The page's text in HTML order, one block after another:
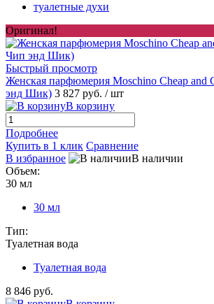
туалетные духи
Оригинал!
Быстрый просмотр
Женская парфюмерия Moschino Cheap
энд Шик) 3 827 руб. / шт
В корзину
Подробнее
Купить в 1 клик Сравнение
В избранное
В наличии
Объем:
30 мл
30 мл
Тип:
Туалетная вода
Туалетная вода
8 846 руб.